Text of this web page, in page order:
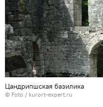
Цандрипшская базилика
© Foto / kurort-expert.ru